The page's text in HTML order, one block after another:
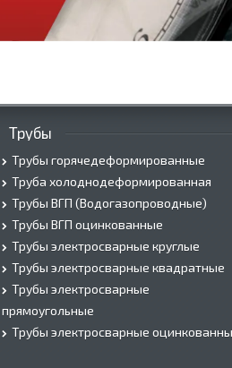
Трубы
Трубы горячедеформированные
Труба холоднодеформированная
Трубы ВГП (Водогазопроводные)
Трубы ВГП оцинкованные
Трубы электросварные круглые
Трубы электросварные квадратные
Трубы электросварные
прямоугольные
Трубы электросварные